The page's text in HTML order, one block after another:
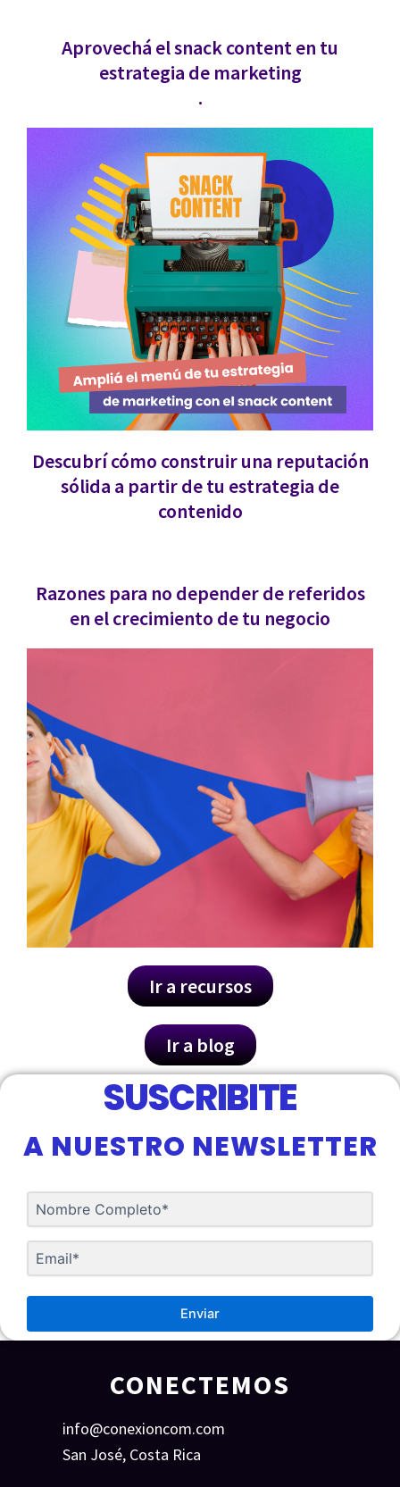
Aprovechá el snack content en tu
estrategia de marketing
.
Descubrí cómo construir una reputación
sólida a partir de tu estrategia de
contenido
Razones para no depender de referidos
en el crecimiento de tu negocio
Ir a recursos
Ir a blog
SUSCRIBITE
A NUESTRO NEWSLETTER
Enviar
CONECTEMOS
info@conexioncom.com
San José, Costa Rica